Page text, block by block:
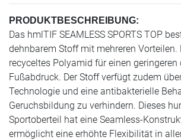
PRODUKTBESCHREIBUNG:
Das hmlTIF SEAMLESS SPORTS TOP
dehnbarem Stoff mit mehreren Vorteilen.
recyceltes Polyamid für einen
Fußabdruck. Der Stoff verfügt zudem
Technologie und eine antibakterielle
Geruchsbildung zu verhindern. Dieses
Sportoberteil hat eine Seamless-
ermöglicht eine erhöhte Flexibilität in